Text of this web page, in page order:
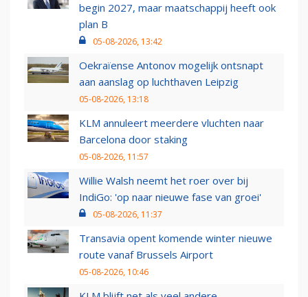
begin 2027, maar maatschappij heeft ook
plan B
05-08-2026, 13:42
Oekraïense Antonov mogelijk ontsnapt
aan aanslag op luchthaven Leipzig
05-08-2026, 13:18
KLM annuleert meerdere vluchten naar
Barcelona door staking
05-08-2026, 11:57
Willie Walsh neemt het roer over bij
IndiGo: 'op naar nieuwe fase van groei'
05-08-2026, 11:37
Transavia opent komende winter nieuwe
route vanaf Brussels Airport
05-08-2026, 10:46